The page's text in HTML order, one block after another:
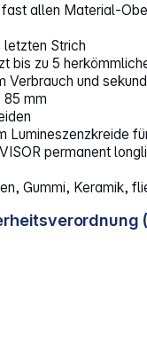
allen Material-
letzten Strich
bis zu 5
Verbrauch und
85 mm
Lumineszenzkreide
permanent
Gummi, Keramik,